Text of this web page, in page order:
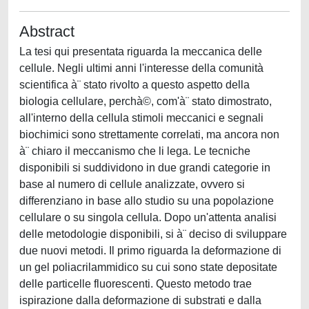
Abstract
La tesi qui presentata riguarda la meccanica delle
cellule. Negli ultimi anni l'interesse della comunità
scientifica à¨ stato rivolto a questo aspetto della
biologia cellulare, perchà©, com'à¨ stato dimostrato,
all'interno della cellula stimoli meccanici e segnali
biochimici sono strettamente correlati, ma ancora non
à¨ chiaro il meccanismo che li lega. Le tecniche
disponibili si suddividono in due grandi categorie in
base al numero di cellule analizzate, ovvero si
differenziano in base allo studio su una popolazione
cellulare o su singola cellula. Dopo un'attenta analisi
delle metodologie disponibili, si à¨ deciso di sviluppare
due nuovi metodi. Il primo riguarda la deformazione di
un gel poliacrilammidico su cui sono state depositate
delle particelle fluorescenti. Questo metodo trae
ispirazione dalla deformazione di substrati e dalla